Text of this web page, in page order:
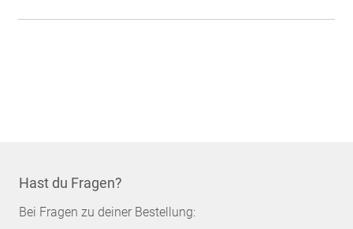
Hast du Fragen?
Bei Fragen zu deiner Bestellung: